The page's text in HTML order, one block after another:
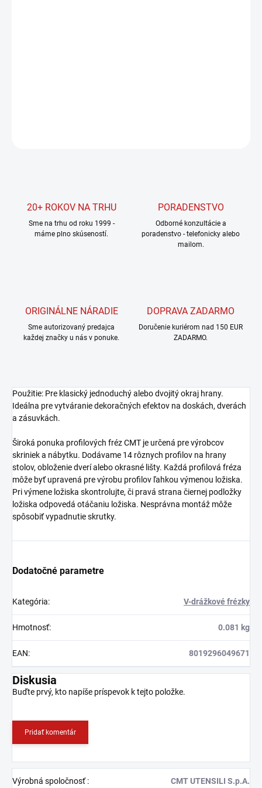
20+ ROKOV NA TRHU
Sme na trhu od roku 1999 -
máme plno skúseností.
PORADENSTVO
Odborné konzultácie a
poradenstvo - telefonicky alebo
mailom.
ORIGINÁLNE NÁRADIE
Sme autorizovaný predajca
každej značky u nás v ponuke.
DOPRAVA ZADARMO
Doručenie kuriérom nad 150 EUR
ZADARMO.
Použitie: Pre klasický jednoduchý alebo dvojitý okraj hrany.
Ideálna pre vytváranie dekoračných efektov na doskách, dverách
a zásuvkách.
Široká ponuka profilových fréz CMT je určená pre výrobcov
skriniek a nábytku. Dodávame 14 rôznych profilov na hrany
stolov, obloženie dverí alebo okrasné lišty. Každá profilová fréza
môže byť upravená pre výrobu profilov ľahkou výmenou ložiska.
Pri výmene ložiska skontrolujte, či pravá strana čiernej podložky
ložiska odpovedá otáčaniu ložiska. Nesprávna montáž môže
spôsobiť vypadnutie skrutky.
Dodatočné parametre
Kategória: V-drážkové frézky
Hmotnosť: 0.081 kg
EAN: 8019296049671
Diskusia
Buďte prvý, kto napíše príspevok k tejto položke.
Pridať komentár
Výrobná spoločnosť: CMT UTENSILI S.p.A.